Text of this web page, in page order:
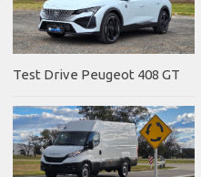
Test Drive Peugeot 408 GT